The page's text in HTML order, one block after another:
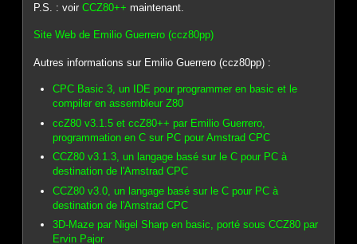
P.S. : voirCCZ80++ maintenant.
Site Web de Emilio Guerrero (ccz80pp)
Autres informations sur Emilio Guerrero (ccz80pp) :
CPC Basic 3, un IDE pour programmer en basic et le
compiler en assembleur Z80
ccZ80 v3.1.5 et ccZ80++ par Emilio Guerrero,
programmation en C sur PC pour Amstrad CPC
CCZ80 v3.1.3, un langage basé sur le C pour PC à
destination de l'Amstrad CPC
CCZ80 v3.0, un langage basé sur le C pour PC à
destination de l'Amstrad CPC
3D-Maze par Nigel Sharp en basic, porté sous CCZ80 par
Ervin Pajor